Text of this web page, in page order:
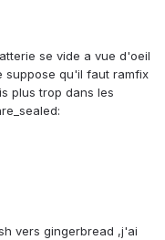
se vide a vue d'oeil
suppose qu'il faut ramfix
plus trop dans les
vers gingerbread ,j'ai